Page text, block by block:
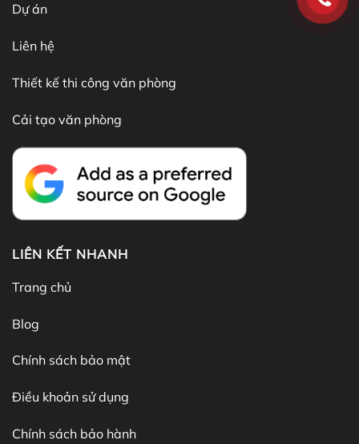
Dự án
Liên hệ
Thiết kế thi công văn phòng
Cải tạo văn phòng
LIÊN KẾT NHANH
Trang chủ
Blog
Chính sách bảo mật
Điều khoản sử dụng
Chính sách bảo hành